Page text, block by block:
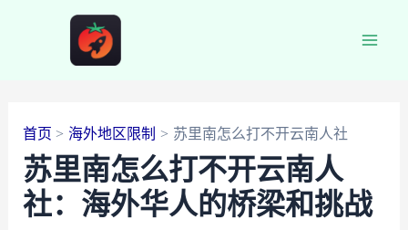
首页 海外地区限制 苏里南怎么打不开云南人社
苏里南怎么打不开云南人
社：海外华人的桥梁和挑战